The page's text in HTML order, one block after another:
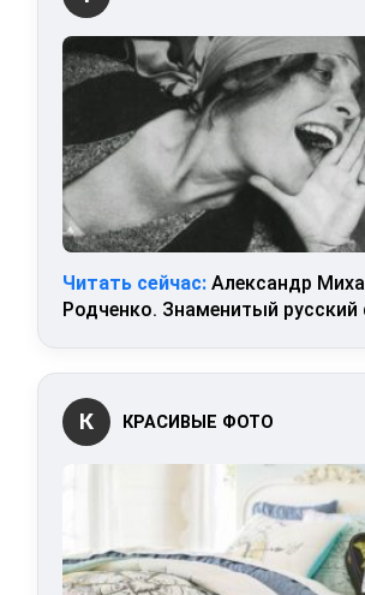
Читать сейчас: Александр
Родченко. Знаменитый
К КРАСИВЫЕ ФОТО